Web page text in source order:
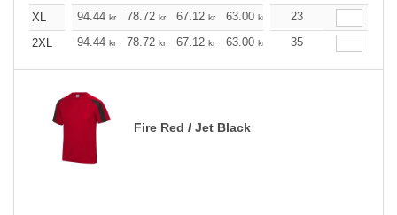
XL
94.44 kr 78.72 kr 67.12 kr 63.00 kr 59.76
23
2XL
94.44 kr 78.72 kr 67.12 kr 63.00 kr 59.76
35
Fire Red / Jet Black